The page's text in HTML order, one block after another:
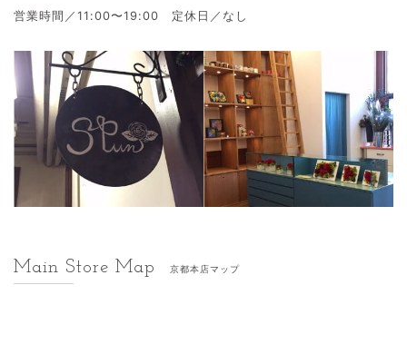
営業時間／11:00〜19:00 定休日／なし
Main Store Map 京都本店マップ